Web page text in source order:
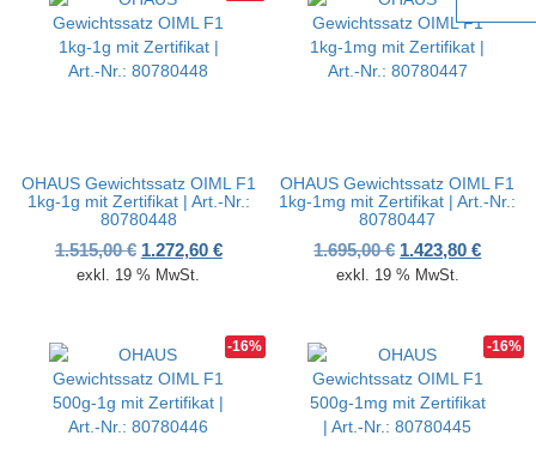
OHAUS Gewichtssatz OIML F1
1kg-1g mit Zertifikat | Art.-Nr.:
80780448
1.515,00€ Ursprünglicher Preis war: 1.515,00 €
1.272,60 €Aktueller Preis ist: 1.272,60 €.
exkl. 19 % MwSt.
OHAUS Gewichtssatz OIML F1
1kg-1mg mit Zertifikat | Art.-Nr.:
80780447
1.695,00€ Ursprünglicher
1.423,80€
exkl. 19 % MwSt.
-16% -16%